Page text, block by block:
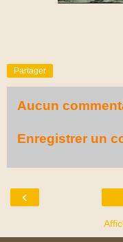
Partager
Aucun
Enregistrer un
‹